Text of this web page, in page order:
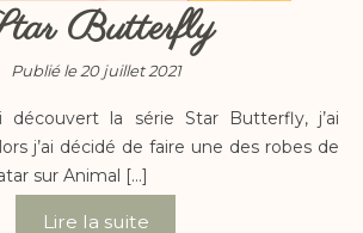
Butterfly
Publié le 20 juillet 2021
découvert la série Star Butterfly, j’ai
j’ai décidé de faire une des robes de
sur Animal […]
Lire la suite